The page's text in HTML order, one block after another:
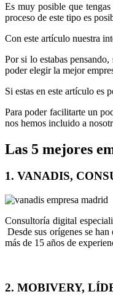
Es muy posible que
proceso de este tipo es
Con este artículo nuestra
Por si lo estabas
poder elegir la mejor
Si estas en este artículo es
Para poder facilitarte un
nos hemos incluido a
Las 5 mejores
1. VANADIS,
Consultoría digital
Desde sus orígenes se
más de 15 años de
2. MOBIVERY,